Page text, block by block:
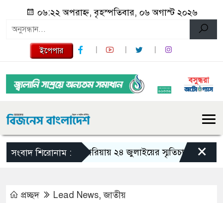
০৬:২২ অপরাহ্ন, বৃহস্পতিবার, ০৬ অগাস্ট ২০২৬
ইপেপার
সংবাদ শিরোনাম :গজারিয়ায় ২৪ জুলাইয়ের স্মৃতিচারণ: গুমের×
প্রচ্ছদ Lead News,জাতীয়